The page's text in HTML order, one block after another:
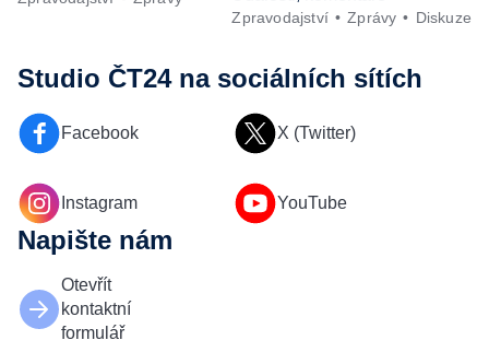
Zpravodajství Zprávy Diskuze
Studio ČT24 na sociálních sítích
Facebook X (Twitter)
Instagram YouTube
Napište nám
Otevřít
kontaktní
formulář